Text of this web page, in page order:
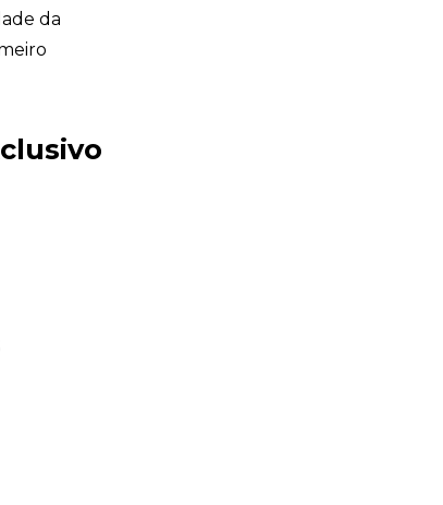
da
Personalizados